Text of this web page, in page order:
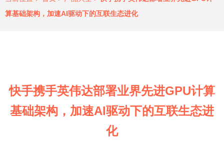
算基础架构，加速AI驱动下的互联生态进化
快手携手英伟达部署业界先进GPU计算
基础架构，加速AI驱动下的互联生态进
化